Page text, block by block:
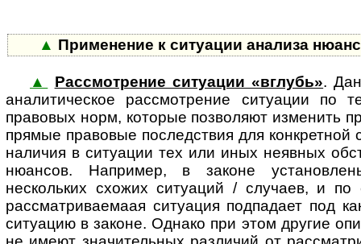
▲ Применение к ситуации анализа
▲ Рассмотрение ситуации «вглубь».
ана­ли­ти­чес­кое рассмотрение си­ту­а­ции по
правовых норм, которые позволяют изменить
прямые правовые последствия для конкретной
наличия в ситуации тех или иных неявных
нюансов. Например, в законе
нескольких схожих ситуаций / случаев, и
рассматриваемаая ситуация подпадает под
ситуацию в законе. Однако при этом другие